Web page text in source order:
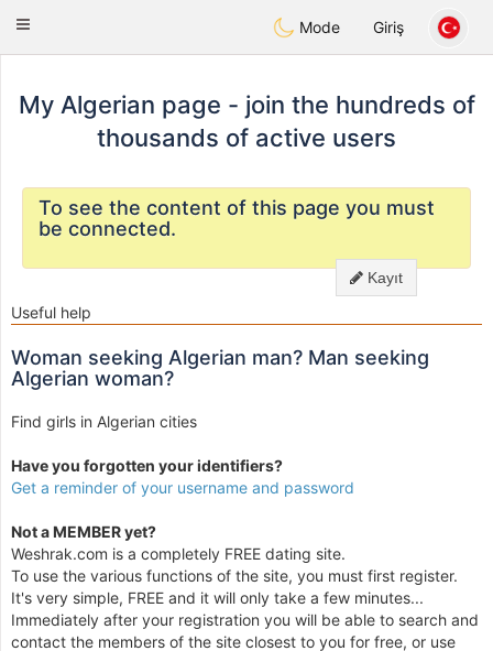
Weshrak
Toggle
Mode Giriş
My Algerian page - join the hundreds of
thousands of active users
To see the content of this page you must
be connected.
Kayıt
Useful help
Woman seeking Algerian man? Man seeking
Algerian woman?
Find girls in Algerian cities
Have you forgotten your identifiers?
Get a reminder of your username and password
Not a MEMBER yet?
Weshrak.com is a completely FREE dating site.
To use the various functions of the site, you must first register.
It's very simple, FREE and it will only take a few minutes...
Immediately after your registration you will be able to search and
contact the members of the site closest to you for free, or use